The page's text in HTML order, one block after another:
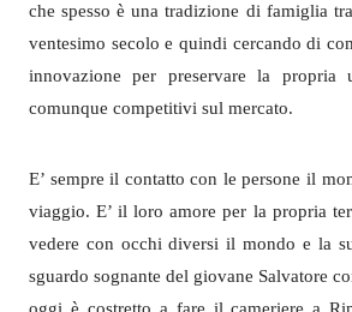
che spesso è una tradizione di famiglia
ventesimo secolo e quindi cercando di
innovazione per preservare la propria
comunque competitivi sul mercato.
E’ sempre il contatto con le persone il
viaggio. E’ il loro amore per la propria
vedere con occhi diversi il mondo e la
sguardo sognante del giovane Salvatore